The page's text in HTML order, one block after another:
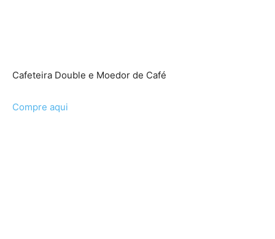
Cafeteira Double e Moedor de Café
Compre aqui